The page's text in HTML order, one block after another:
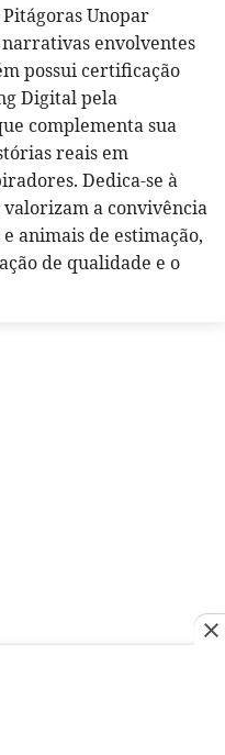
Unopar
envolventes
possui certificação
Digital pela
complementa sua
reais em
Dedica-se à
a convivência
animais de estimação,
de qualidade e o